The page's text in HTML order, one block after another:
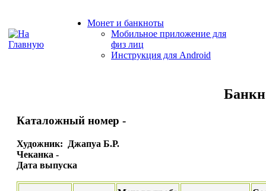
Монет и банкноты
Мобильное приложение для
физ лиц
Инструкция для Android
Каталожный номер -
Художник: Джапуа Б.Р.
Чеканка -
Дата выпуска